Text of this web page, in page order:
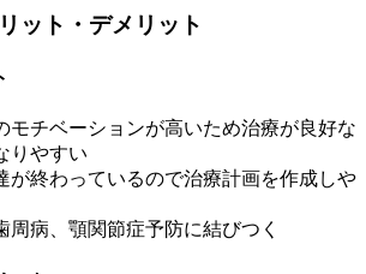
ット・デメリット
モチベーションが高いため治療が良好な
りやすい
が終わっているので治療計画を作成しや
周病、顎関節症予防に結びつく